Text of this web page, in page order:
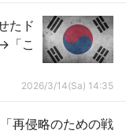
たド
「こ
2026/3/14(Sa) 14:35
再侵略のための戦